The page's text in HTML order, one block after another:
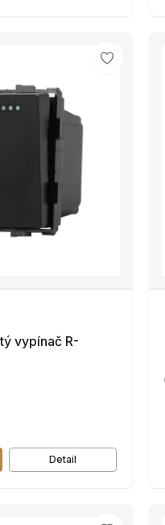
vypínač R-
Detail